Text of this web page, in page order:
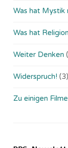
Was hat Mystik
Was hat
Weiter Denken
Widerspruch! (3)
Zu einigen